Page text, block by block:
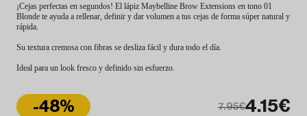
¡Cejas perfectas en segundos! El lápiz Maybelline Brow Extensions en tono 01
Blonde te ayuda a rellenar, definir y dar volumen a tus cejas de forma súper natural y
rápida.
Su textura cremosa con fibras se desliza fácil y dura todo el día.
Ideal para un look fresco y definido sin esfuerzo.
4.15€
-48% 7.95€